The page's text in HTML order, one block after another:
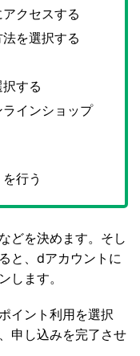
クセスする
を選択する
する
インショップ
行う
どを決めます。そし
と、dアカウントに
します。
イント利用を選択
申し込みを完了させ